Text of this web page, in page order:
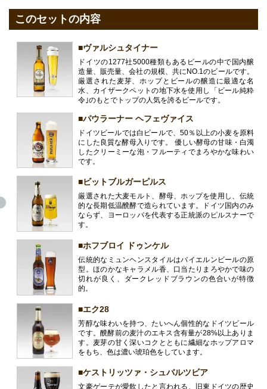
このセットの内容
■ヴァルシュタイナー
ドイツの1277社5000種類もあるビールの中で国内醸
造量、販売量、会社の規模、共にNO.1のビールです。
厳選された麦芽、ホップとビールの醸造に最適な名
水、カイザークペットの地下水を使用し「ビール純粋
令｣のもとでトップの人気を誇るビールです。
■パウラーナー ヘフェヴァイス
ドイツビールでは白ビールで、50％以上の小麦を原料
にした良質な酵母入りです。 優しい酵母の甘味・白濁
したクリーミーな泡・フルーティでまろやかな味わい
です。
■ビットブルガーピルス
厳選された大麦モルト、酵母、ホップを使用し、伝統
的な長期低温醗酵で造られています。ドイツ国内のみ
ならず、ヨーロッパを代表する正統派のピルスナーで
す。
■ホフブロイ ドゥンケル
伝統的なミュンヘンスタイルはバイエルンビールの原
型。ほのかなキャラメル香、口当たりまろやかで味の
切れが良く、ダークレッドブラウンの色合いが特徴
的。
■エク28
芳醇な味わいを持つ、たいへん個性的なドイツビール
です。醗酵前の麦汁のエキス含有量が28%以上ありま
す。麦芽の甘く深いコクとともに繊細なホップアロマ
をもち、色は濃い琥珀色をしています。
■ケストリッツァ・シュバルツビア
文豪ゲーテが愛飲したと言われる、旧東ドイツの歴史